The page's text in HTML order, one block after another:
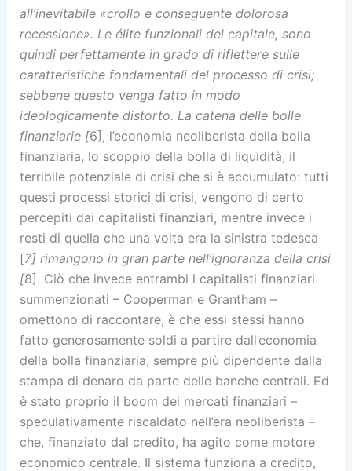
all’inevitabile «crollo e conseguente dolorosa
recessione». Le élite funzionali del capitale, sono
quindi perfettamente in grado di riflettere sulle
caratteristiche fondamentali del processo di crisi;
sebbene questo venga fatto in modo
ideologicamente distorto. La catena delle bolle
finanziarie [6], l’economia neoliberista della bolla
finanziaria, lo scoppio della bolla di liquidità, il
terribile potenziale di crisi che si è accumulato: tutti
questi processi storici di crisi, vengono di certo
percepiti dai capitalisti finanziari, mentre invece i
resti di quella che una volta era la sinistra tedesca
[7] rimangono in gran parte nell’ignoranza della crisi
[8]. Ciò che invece entrambi i capitalisti finanziari
summenzionati – Cooperman e Grantham –
omettono di raccontare, è che essi stessi hanno
fatto generosamente soldi a partire dall’economia
della bolla finanziaria, sempre più dipendente dalla
stampa di denaro da parte delle banche centrali. Ed
è stato proprio il boom dei mercati finanziari –
speculativamente riscaldato nell’era neoliberista –
che, finanziato dal credito, ha agito come motore
economico centrale. Il sistema funziona a credito,